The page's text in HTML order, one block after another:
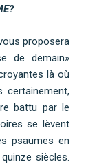
proposera
de demain»
là où
certainement,
battu par le
se lèvent
psaumes en
siècles.